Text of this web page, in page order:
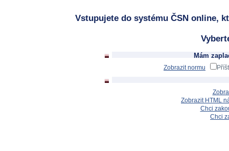
Vstupujete do systému ČSN online,
Mám
Zobrazit normu
Zobrazit HTML
Chci
Chci